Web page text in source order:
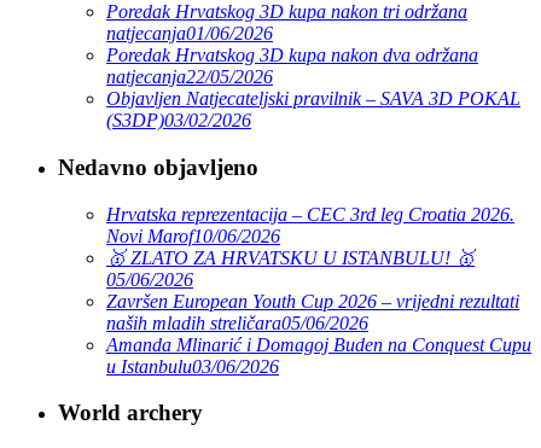
Poredak Hrvatskog 3D kupa nakon tri održana
natjecanja01/06/2026
Poredak Hrvatskog 3D kupa nakon dva održana
natjecanja22/05/2026
Objavljen Natjecateljski pravilnik – SAVA 3D POKAL
(S3DP)03/02/2026
Nedavno objavljeno
Hrvatska reprezentacija – CEC 3rd leg Croatia 2026.
Novi Marof10/06/2026
🥇 ZLATO ZA HRVATSKU U ISTANBULU! 🥇
05/06/2026
Završen European Youth Cup 2026 – vrijedni rezultati
naših mladih streličara05/06/2026
Amanda Mlinarić i Domagoj Buden na Conquest Cupu
u Istanbulu03/06/2026
World archery